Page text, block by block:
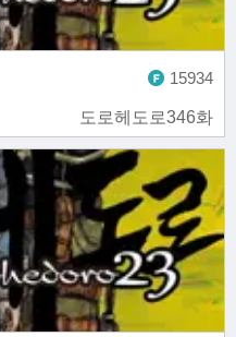
도로헤도로346화
15934